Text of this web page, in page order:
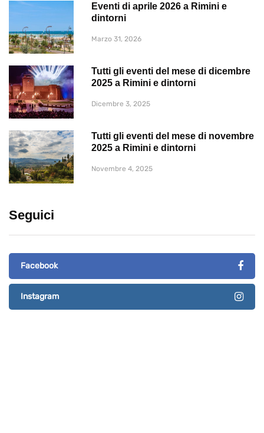
Eventi di aprile 2026 a Rimini e
dintorni
Marzo 31, 2026
Tutti gli eventi del mese di dicembre
2025 a Rimini e dintorni
Dicembre 3, 2025
Tutti gli eventi del mese di novembre
2025 a Rimini e dintorni
Novembre 4, 2025
Seguici
Facebook
Instagram